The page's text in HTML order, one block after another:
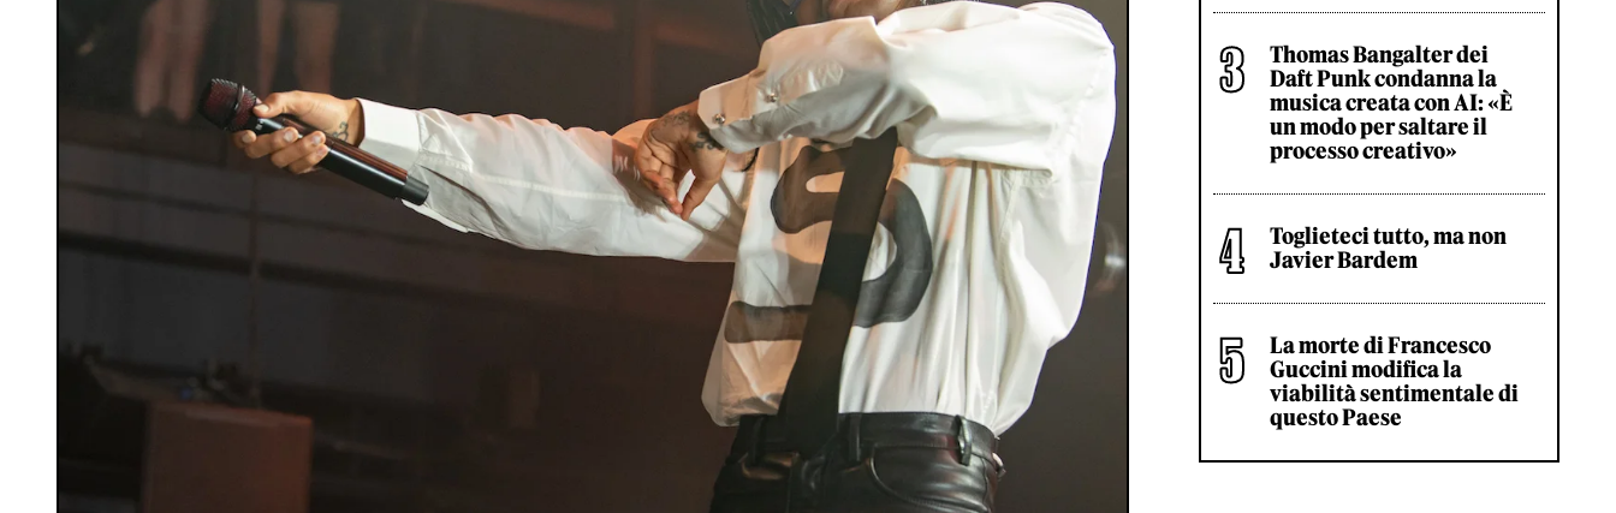
Thomas Bangalter dei
Daft Punk condanna la
musica creata con AI: «È
un modo per saltare il
processo creativo»
Toglieteci tutto, ma non
Javier Bardem
La morte di Francesco
Guccini modifica la
viabilità sentimentale di
questo Paese